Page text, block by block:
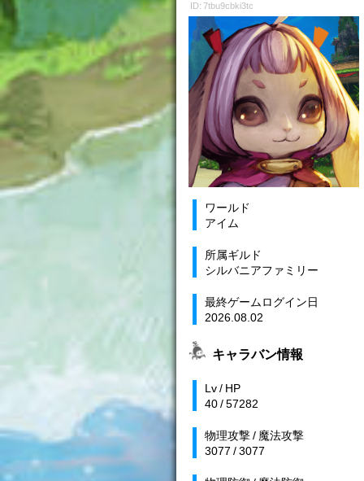
ID: 7tbu9cbki3tc
ワールド
アイム
所属ギルド
シルバニアファミリー
最終ゲームログイン日
2026.08.02
キャラバン情報
Lv / HP
40 / 57282
物理攻撃 / 魔法攻撃
3077 / 3077